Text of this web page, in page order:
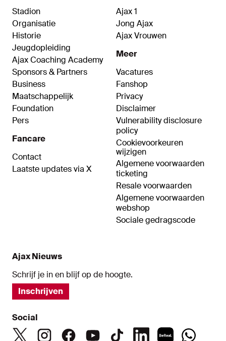
Stadion
Organisatie
Historie
Jeugdopleiding
Ajax Coaching Academy
Sponsors & Partners
Business
Maatschappelijk
Foundation
Pers
Fancare
Contact
Laatste updates via X
Ajax 1
Jong Ajax
Ajax Vrouwen
Meer
Vacatures
Fanshop
Privacy
Disclaimer
Vulnerability disclosure
policy
Cookievoorkeuren
wijzigen
Algemene voorwaarden
ticketing
Resale voorwaarden
Algemene voorwaarden
webshop
Sociale gedragscode
Ajax Nieuws
Schrijf je in en blijf op de hoogte.
Inschrijven
Social